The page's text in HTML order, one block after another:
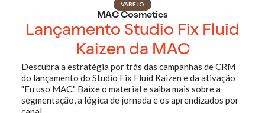
VAREJO
MAC Cosmetics
Lançamento Studio Fix Fluid
Kaizen da MAC
Descubra a estratégia por trás das campanhas de CRM
do lançamento do Studio Fix Fluid Kaizen e da ativação
"Eu uso MAC." Baixe o material e saiba mais sobre a
segmentação, a lógica de jornada e os aprendizados por